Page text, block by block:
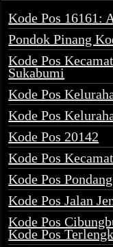
Kode Pos 16161:
Pondok Pinang
Kode Pos
Sukabumi
Kode Pos
Kode Pos
Kode Pos 20142
Kode Pos
Kode Pos
Kode Pos Jalan
Kode Pos
Kode Pos